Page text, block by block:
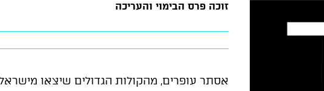
זוכה פרס הבימוי והעריכה
אסתר עופרים, מהקולות הגדולים שיצאו